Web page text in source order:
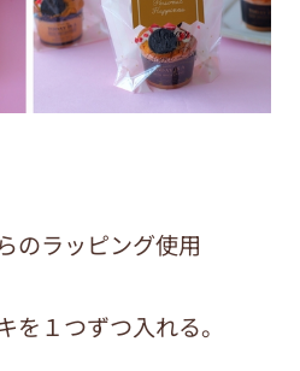
のラッピング使用
を１つずつ入れる。